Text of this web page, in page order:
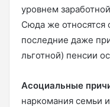
уровнем
Сюда же относятся
последние даже
льготной) пенсии
Асоциальные
наркомания семьи